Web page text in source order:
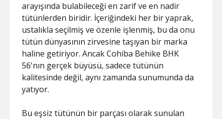
arayışında bulabileceği en zarif ve en nadir
tütünlerden biridir. İçeriğindeki her bir yaprak,
ustalıkla seçilmiş ve özenle işlenmiş, bu da onu
tütün dünyasının zirvesine taşıyan bir marka
haline getiriyor. Ancak Cohiba Behike BHK
56'nın gerçek büyüsü, sadece tütünün
kalitesinde değil, aynı zamanda sunumunda da
yatıyor.
Bu eşsiz tütünün bir parçası olarak sunulan